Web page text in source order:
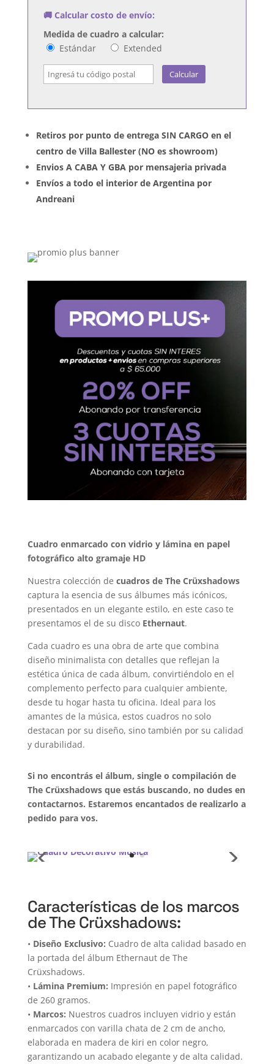
🚚 Calcular costo de envío:
Medida de cuadro a calcular:
Estándar
Extended
Calcular
Retiros por punto de entrega SIN CARGO en el
centro de Villa Ballester (NO es showroom)
Envios A CABA Y GBA por mensajeria privada
Envíos a todo el interior de Argentina por
Andreani
Cuadro enmarcado con vidrio y lámina en papel
fotográfico alto gramaje HD
Nuestra colección de cuadros de The Crüxshadows
captura la esencia de sus álbumes más icónicos,
presentados en un elegante estilo, en este caso te
presentamos el de su disco Ethernaut.
Cada cuadro es una obra de arte que combina
diseño minimalista con detalles que reflejan la
estética única de cada álbum, convirtiéndolo en el
complemento perfecto para cualquier ambiente,
desde tu hogar hasta tu oficina. Ideal para los
amantes de la música, estos cuadros no solo
destacan por su diseño, sino también por su calidad
y durabilidad.
Si no encontrás el álbum, single o compilación de
The Crüxshadows que estás buscando, no dudes en
contactarnos. Estaremos encantados de realizarlo a
pedido para vos.
Características de los marcos
de The Crüxshadows:
• Diseño Exclusivo: Cuadro de alta calidad basado en
la portada del álbum Ethernaut de The
Crüxshadows.
• Lámina Premium: Impresión en papel fotográfico
de 260 gramos.
• Marcos: Nuestros cuadros incluyen vidrio y están
enmarcados con varilla chata de 2 cm de ancho,
elaborada en madera de kiri en color negro,
garantizando un acabado elegante y de alta calidad.